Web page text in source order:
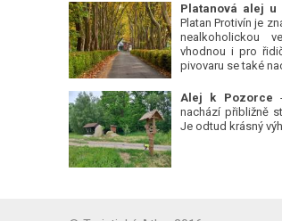
Platan Protivín je
nealkoholickou
vhodnou i pro
pivovaru se také
Alej k Pozorce
nachází přibližně
Je odtud krásný